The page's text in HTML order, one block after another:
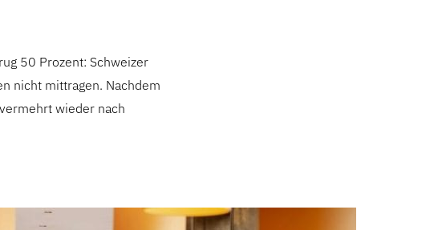
50 Prozent: Schweizer
nicht mittragen. Nachdem
wieder nach